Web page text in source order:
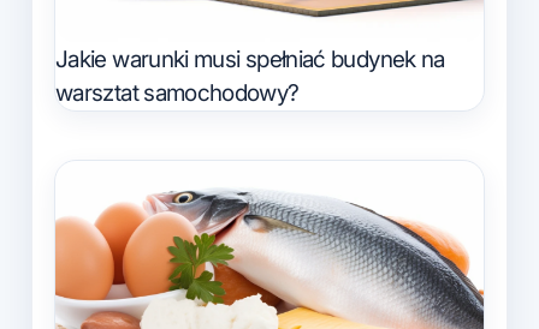
Jakie warunki musi spełniać budynek na
warsztat samochodowy?